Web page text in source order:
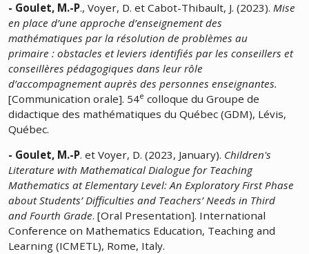
- Goulet, M.-P., Voyer, D. et Cabot-Thibault, J. (2023). Mise
en place d’une approche d’enseignement des
mathématiques par la résolution de problèmes au
primaire : obstacles et leviers identifiés par les conseillers et
conseillères pédagogiques dans leur rôle
d’accompagnement auprès des personnes enseignantes.
[Communication orale]. 54e colloque du Groupe de
didactique des mathématiques du Québec (GDM), Lévis,
Québec.
- Goulet, M.-P. et Voyer, D. (2023, January). Children's
Literature with Mathematical Dialogue for Teaching
Mathematics at Elementary Level: An Exploratory First Phase
about Students’ Difficulties and Teachers’ Needs in Third
and Fourth Grade. [Oral Presentation]. International
Conference on Mathematics Education, Teaching and
Learning (ICMETL), Rome, Italy.